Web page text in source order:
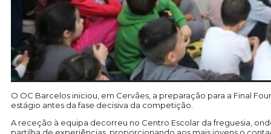
O OC Barcelos iniciou, em Cervães, a preparação para a Final
estágio antes da fase decisiva da competição.
A receção à equipa decorreu no Centro Escolar da freguesia,